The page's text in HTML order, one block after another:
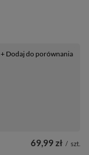
69,99 zł / szt.
+ Dodaj do porównania